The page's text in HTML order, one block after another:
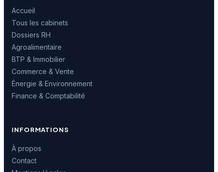
Accueil
Tous les cabinets
Dossiers RH
Agroalimentaire
BTP & Immobilier
Commerce & Vente
Énergie & Environnement
Finance & Comptabilité
INFORMATIONS
À propos
Contact